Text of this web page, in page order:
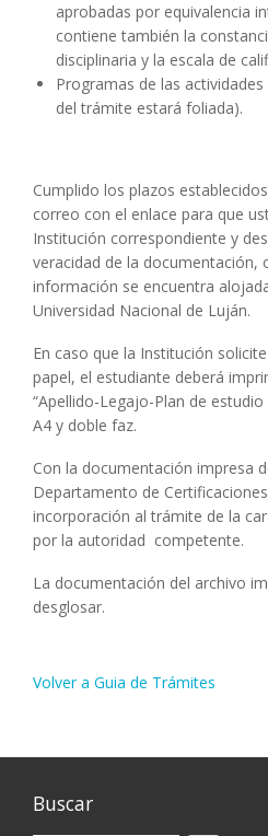
aprobadas por equivalencia
contiene también la
disciplinaria y la escala de
Programas de las
del trámite estará foliada).
Cumplido los plazos
correo con el enlace para que
Institución correspondiente y
veracidad de la documentación,
información se encuentra
Universidad Nacional de Luján.
En caso que la Institución
papel, el estudiante deberá
“Apellido-Legajo-Plan de
A4 y doble faz.
Con la documentación impresa
Departamento de
incorporación al trámite de la
por la autoridad competente.
La documentación del archivo
desglosar.
Volver a Guia de Trámites
Buscar